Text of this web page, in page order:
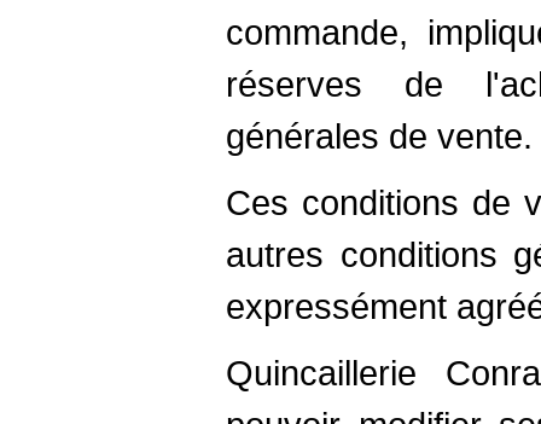
commande,
réserves de
générales de vente.
Ces conditions de
autres conditions
expressément
Quincaillerie